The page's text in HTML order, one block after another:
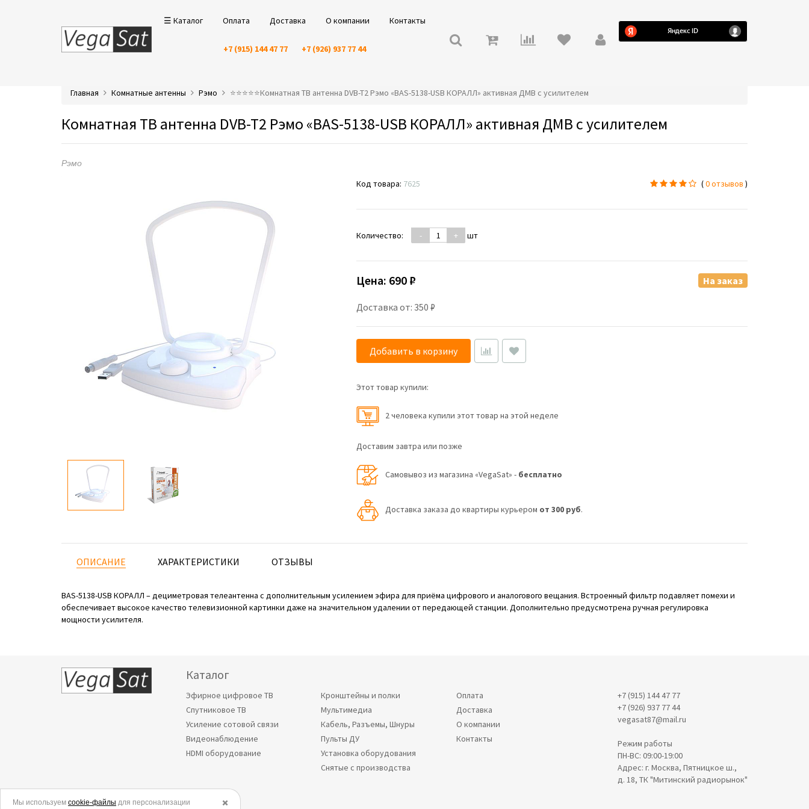
☰ Каталог Оплата Доставка О компании Контакты
+7 (915) 144 47 77 +7 (926) 937 77 44
Главная Комнатные антенны Рэмо ⭐️⭐️⭐️⭐️⭐️Комнатная ТВ антенна DVB-T2 Рэмо «BAS-5138-USB КОРАЛЛ» активная ДМВ с усилителем
Комнатная ТВ антенна DVB-T2 Рэмо «BAS-5138-USB КОРАЛЛ» активная ДМВ с усилителем
Рэмо
Код товара: 7625 (0 отзывов )
Количество: - + шт
Цена: 690 ₽
Доставка от: 350 ₽
На заказ
Добавить в корзину
Этот товар купили:
2 человекa купили этот товар на этой неделе
Доставим завтра или позже
Самовывоз из магазина «VegaSat» - бесплатно
Доставка заказа до квартиры курьером от 300 руб.
ОПИСАНИЕ ХАРАКТЕРИСТИКИ ОТЗЫВЫ
BAS-5138-USB КОРАЛЛ – дециметровая телеантенна с дополнительным усилением эфира для приёма цифрового и аналогового вещания. Встроенный фильтр подавляет помехи и
обеспечивает высокое качество телевизионной картинки даже на значительном удалении от передающей станции. Дополнительно предусмотрена ручная регулировка
мощности усилителя.
Каталог
Эфирное цифровое ТВ
Спутниковое ТВ
Усиление сотовой связи
Видеонаблюдение
HDMI оборудование
Кронштейны и полки
Мультимедиа
Кабель, Разъемы, Шнуры
Пульты ДУ
Установка оборудования
Снятые с производства
Оплата
Доставка
О компании
Контакты
+7 (915) 144 47 77
+7 (926) 937 77 44
vegasat87@mail.ru
Режим работы
ПН-ВС: 09:00-19:00
Адрес: г. Москва, Пятницкое ш.,
д. 18, ТК "Митинский радиорынок"
© 2006-2026. ✖️
Мы используем cookie-файлы для персонализации